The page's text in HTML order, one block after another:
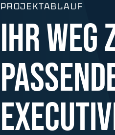
PROJEKTABLAUF
IHR WEG